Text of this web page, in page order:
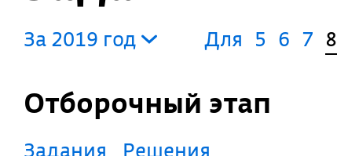
За 2019 год Для 5 6 7 8
Отборочный этап
Задания Решения